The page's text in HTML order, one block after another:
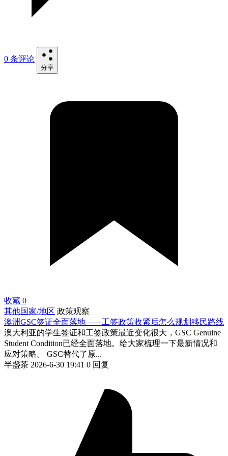
0 条评论
分享
收藏 0
其他国家/地区 政策观察
澳洲GSC签证全面落地——工签政策收紧后怎么规划移民路线
澳大利亚的学生签证和工签政策最近变化很大，GSC Genuine
Student Condition已经全面落地。给大家梳理一下最新情况和
应对策略。 GSC替代了原...
半盏茶 2026-6-30 19:41 0 回复